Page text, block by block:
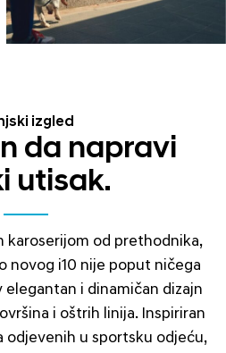
izgled
da napravi
utisak.
karoserijom od prethodnika,
novog i10 nije poput ničega
elegantan i dinamičan dizajn
i oštrih linija. Inspiriran
odjevenih u sportsku odjeću,